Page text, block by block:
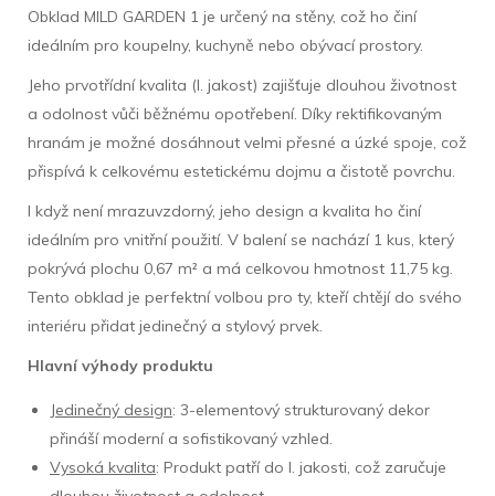
Obklad MILD GARDEN 1 je určený na stěny, což ho činí
ideálním pro koupelny, kuchyně nebo obývací prostory.
Jeho prvotřídní kvalita (I. jakost) zajišťuje dlouhou životnost
a odolnost vůči běžnému opotřebení. Díky rektifikovaným
hranám je možné dosáhnout velmi přesné a úzké spoje, což
přispívá k celkovému estetickému dojmu a čistotě povrchu.
I když není mrazuvzdorný, jeho design a kvalita ho činí
ideálním pro vnitřní použití. V balení se nachází 1 kus, který
pokrývá plochu 0,67 m² a má celkovou hmotnost 11,75 kg.
Tento obklad je perfektní volbou pro ty, kteří chtějí do svého
interiéru přidat jedinečný a stylový prvek.
Hlavní výhody produktu
Jedinečný design: 3-elementový strukturovaný dekor
přináší moderní a sofistikovaný vzhled.
Vysoká kvalita: Produkt patří do I. jakosti, což zaručuje